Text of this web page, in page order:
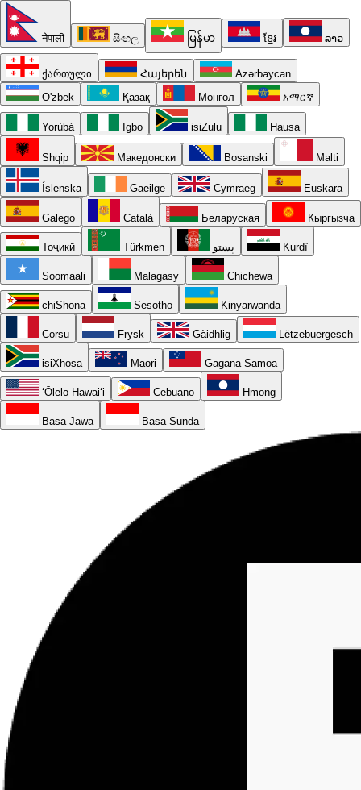
नेपाली සිංහල မြန်မာ ខ្មែរ ລາວ
ქართული Հայերեն
Azərbaycan
O'zbek
Қазақ Монгол አማርኛ
Yorùbá Igbo isiZulu Hausa
Shqip Македонски Bosanski Malti
Íslenska Gaeilge Cymraeg Euskara
Galego Català Беларуская Кыргызча
Тоҷикӣ Türkmen پښتو Kurdî
Soomaali Malagasy Chichewa
chiShona Sesotho Kinyarwanda
Corsu Frysk Gàidhlig Lëtzebuergesch
isiXhosa Māori Gagana Samoa
ʻŌlelo Hawaiʻi Cebuano Hmong
Basa Jawa Basa Sunda